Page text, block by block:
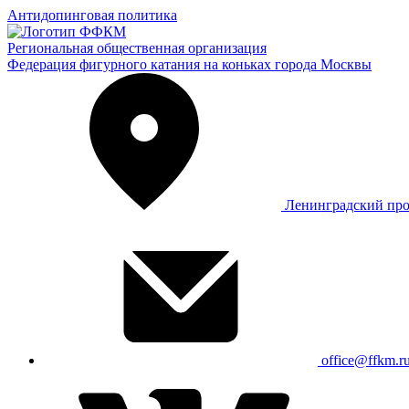
Антидопинговая политика
Региональная общественная организация
Федерация фигурного катания на коньках города Москвы
Ленинградский
office@ffkm.ru